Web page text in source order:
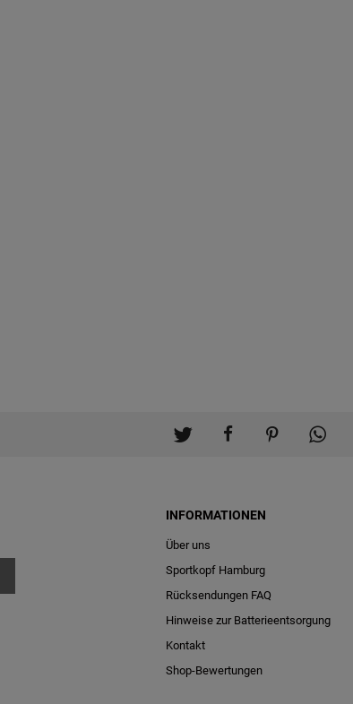
INFORMATIONEN
Über uns
Sportkopf Hamburg
Rücksendungen FAQ
Hinweise zur Batterieentsorgung
Kontakt
Shop-Bewertungen